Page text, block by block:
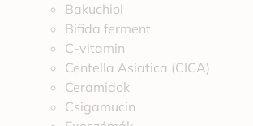
Bakuchiol
Bifida ferment
C-vitamin
Centella Asiatica (CICA)
Ceramidok
Csigamucin